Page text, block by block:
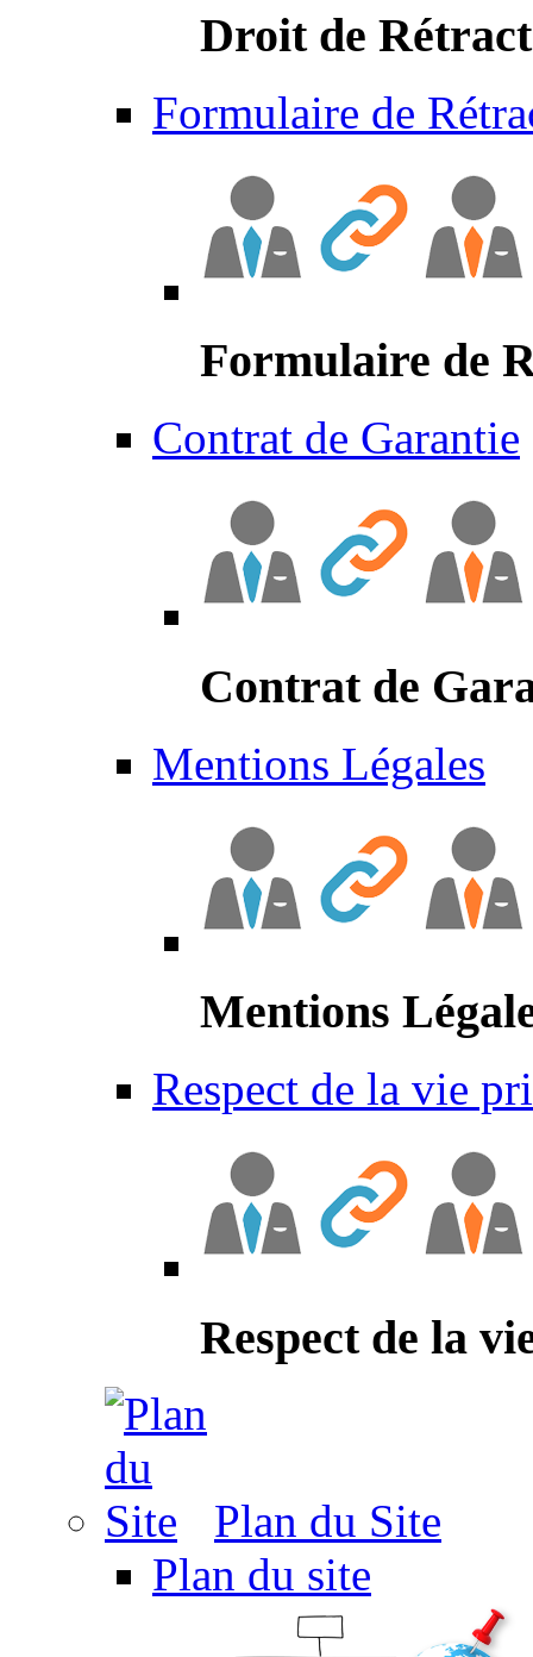
Droit de
Formulaire de
Formulaire de
Contrat de Garantie
Contrat de
Mentions Légales
Mentions
Respect de la vie
Respect de la
Plan du Site
Plan du site